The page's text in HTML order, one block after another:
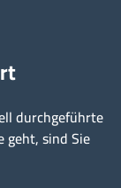
durchgeführte
geht, sind Sie